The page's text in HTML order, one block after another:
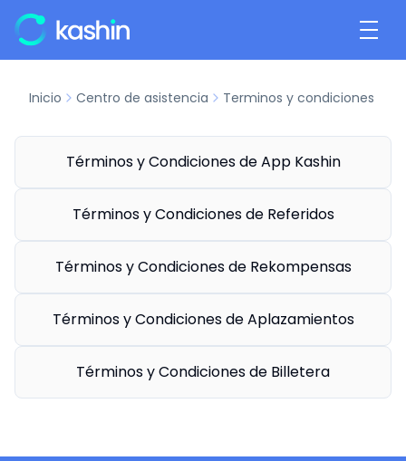
Inicio Centro de asistencia Terminos y condiciones
Términos y Condiciones de App Kashin
Términos y Condiciones de Referidos
Términos y Condiciones de Rekompensas
Términos y Condiciones de Aplazamientos
Términos y Condiciones de Billetera